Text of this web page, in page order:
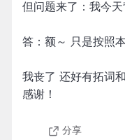
但问题来了：我今
答：额～ 只是按照
我丧了 还好有拓词
感谢！
分享